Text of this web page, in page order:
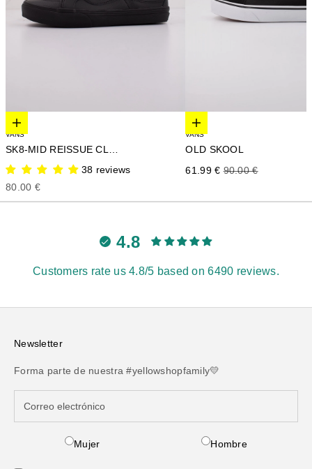
Elige opciones
VANS
SK8-MID REISSUE CLASSI
38 reviews
Precio de oferta
80.00 €
Elige opciones
VANS
OLD SKOOL
Precio de oferta
61.99 €Precio normal
90.00 €
4.8
Customers rate us 4.8/5 based on 6490 reviews.
Newsletter
Forma parte de nuestra #yellowshopfamily💛
Mujer Hombre